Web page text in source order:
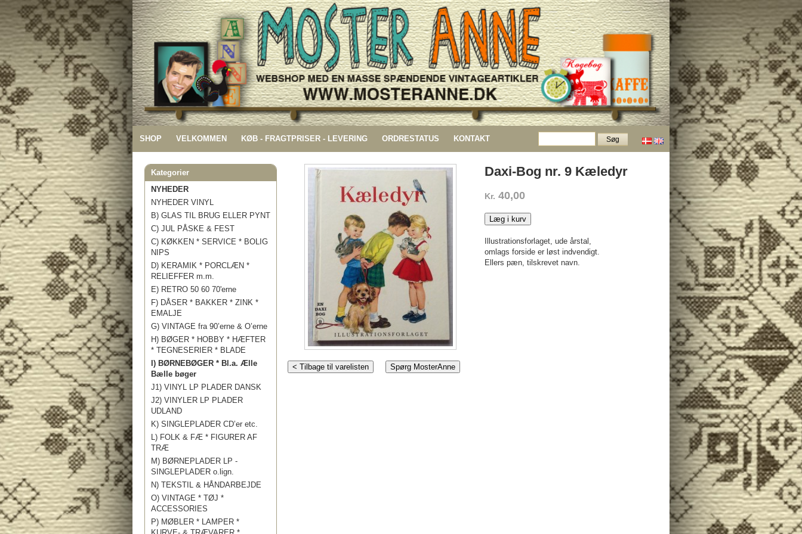
SHOP VELKOMMEN KØB - FRAGTPRISER - LEVERING ORDRESTATUS KONTAKT
Kategorier
NYHEDER
NYHEDER VINYL
B) GLAS TIL BRUG ELLER PYNT
C) JUL PÅSKE & FEST
C) KØKKEN * SERVICE * BOLIG
NIPS
D) KERAMIK * PORCLÆN *
RELIEFFER m.m.
E) RETRO 50 60 70'erne
F) DÅSER * BAKKER * ZINK *
EMALJE
G) VINTAGE fra 90’erne & O’erne
H) BØGER * HOBBY * HÆFTER
* TEGNESERIER * BLADE
I) BØRNEBØGER * Bl.a. Ælle
Bælle bøger
J1) VINYL LP PLADER DANSK
J2) VINYLER LP PLADER
UDLAND
K) SINGLEPLADER CD’er etc.
L) FOLK & FÆ * FIGURER AF
TRÆ
M) BØRNEPLADER LP -
SINGLEPLADER o.lign.
N) TEKSTIL & HÅNDARBEJDE
O) VINTAGE * TØJ *
ACCESSORIES
P) MØBLER * LAMPER *
Daxi-Bog nr. 9 Kæledyr
Kr. 40,00
Læg i kurv
Illustrationsforlaget, ude årstal,
omlags forside er løst indvendigt.
Ellers pæn, tilskrevet navn.
< Tilbage til varelisten Spørg MosterAnne